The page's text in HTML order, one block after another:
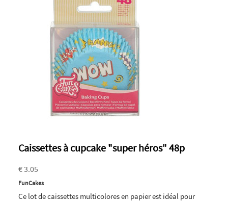
Caissettes à cupcake "super héros" 48p
€ 3.05
FunCakes
Ce lot de caissettes multicolores en papier est idéal pour